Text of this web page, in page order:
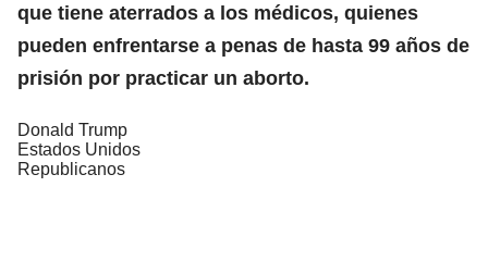
que tiene aterrados a los médicos, quienes
pueden enfrentarse a penas de hasta 99 años de
prisión por practicar un aborto.
Donald Trump
Estados Unidos
Republicanos